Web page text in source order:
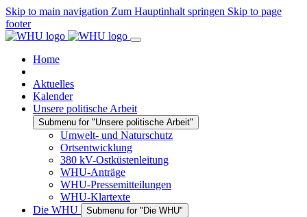
Skip to main navigation Zum Hauptinhalt springen Skip to page
footer
Home
Aktuelles
Kalender
Unsere politische Arbeit
Submenu for "Unsere politische Arbeit"
Umwelt- und Naturschutz
Ortsentwicklung
380 kV-Ostküstenleitung
WHU-Anträge
WHU-Pressemitteilungen
WHU-Klartexte
Die WHU
Submenu for "Die WHU"